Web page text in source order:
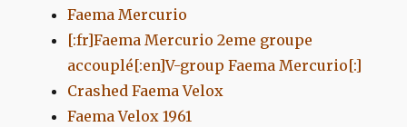
Faema Mercurio
[:fr]Faema Mercurio 2eme groupe
accouplé[:en]V-group Faema Mercurio[:]
Crashed Faema Velox
Faema Velox 1961